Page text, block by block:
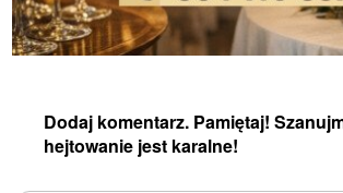
Dodaj komentarz. Pamiętaj!
hejtowanie jest karalne!